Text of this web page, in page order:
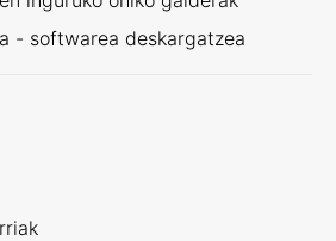
- softwarea deskargatzea